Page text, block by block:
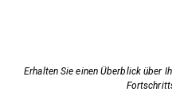
Erhalten Sie einen Überblick über